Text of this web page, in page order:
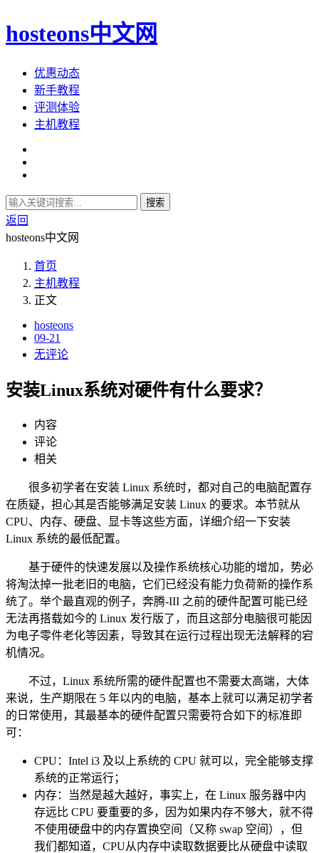
hosteons中文网
优惠动态
新手教程
评测体验
主机教程
搜索
返回
hosteons中文网
首页
主机教程
正文
hosteons
09-21
无评论
安装Linux系统对硬件有什么要求？
内容
评论
相关
很多初学者在安装 Linux 系统时，都对自己的电脑配置存
在质疑，担心其是否能够满足安装 Linux 的要求。本节就从
CPU、内存、硬盘、显卡等这些方面，详细介绍一下安装
Linux 系统的最低配置。
基于硬件的快速发展以及操作系统核心功能的增加，势必
将淘汰掉一批老旧的电脑，它们已经没有能力负荷新的操作系
统了。举个最直观的例子，奔腾-III 之前的硬件配置可能已经
无法再搭载如今的 Linux 发行版了，而且这部分电脑很可能因
为电子零件老化等因素，导致其在运行过程出现无法解释的宕
机情况。
不过，Linux 系统所需的硬件配置也不需要太高端，大体
来说，生产期限在 5 年以内的电脑，基本上就可以满足初学者
的日常使用，其最基本的硬件配置只需要符合如下的标准即
可：
CPU：Intel i3 及以上系统的 CPU 就可以，完全能够支撑
系统的正常运行；
内存：当然是越大越好，事实上，在 Linux 服务器中内
存远比 CPU 要重要的多，因为如果内存不够大，就不得
不使用硬盘中的内存置换空间（又称 swap 空间），但
我们都知道，CPU从内存中读取数据要比从硬盘中读取